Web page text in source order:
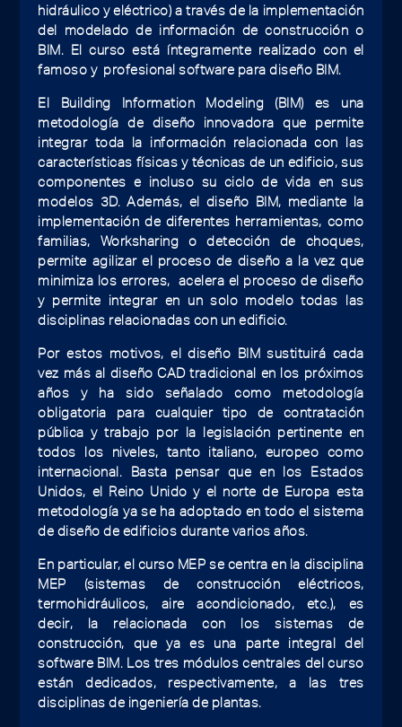
hidráulico y eléctrico) a través de la implementación
del modelado de información de construcción o
BIM. El curso está íntegramente realizado con el
famoso y profesional software para diseño BIM.
El Building Information Modeling (BIM) es una
metodología de diseño innovadora que permite
integrar toda la información relacionada con las
características físicas y técnicas de un edificio, sus
componentes e incluso su ciclo de vida en sus
modelos 3D. Además, el diseño BIM, mediante la
implementación de diferentes herramientas, como
familias, Worksharing o detección de choques,
permite agilizar el proceso de diseño a la vez que
minimiza los errores, acelera el proceso de diseño
y permite integrar en un solo modelo todas las
disciplinas relacionadas con un edificio.
Por estos motivos, el diseño BIM sustituirá cada
vez más al diseño CAD tradicional en los próximos
años y ha sido señalado como metodología
obligatoria para cualquier tipo de contratación
pública y trabajo por la legislación pertinente en
todos los niveles, tanto italiano, europeo como
internacional. Basta pensar que en los Estados
Unidos, el Reino Unido y el norte de Europa esta
metodología ya se ha adoptado en todo el sistema
de diseño de edificios durante varios años.
En particular, el curso MEP se centra en la disciplina
MEP (sistemas de construcción eléctricos,
termohidráulicos, aire acondicionado, etc.), es
decir, la relacionada con los sistemas de
construcción, que ya es una parte integral del
software BIM. Los tres módulos centrales del curso
están dedicados, respectivamente, a las tres
disciplinas de ingeniería de plantas.